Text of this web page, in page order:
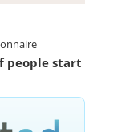
people start